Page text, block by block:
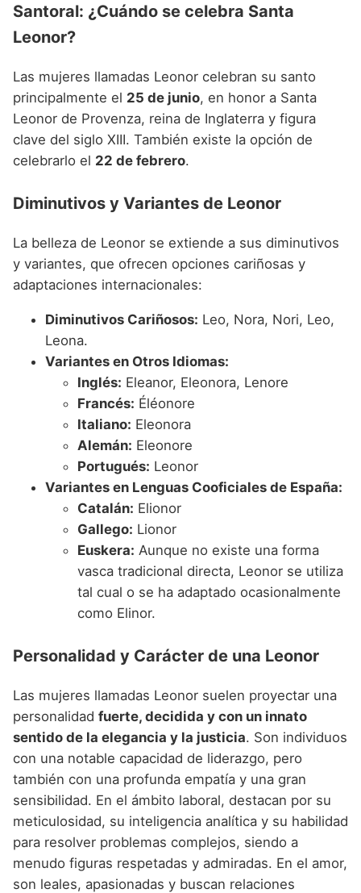
Santoral: ¿Cuándo se celebra Santa
Leonor?
Las mujeres llamadas Leonor celebran su santo
principalmente el 25 de junio, en honor a Santa
Leonor de Provenza, reina de Inglaterra y figura
clave del siglo XIII. También existe la opción de
celebrarlo el 22 de febrero.
Diminutivos y Variantes de Leonor
La belleza de Leonor se extiende a sus diminutivos
y variantes, que ofrecen opciones cariñosas y
adaptaciones internacionales:
Diminutivos Cariñosos: Leo, Nora, Nori, Leo,
Leona.
Variantes en Otros Idiomas:
Inglés: Eleanor, Eleonora, Lenore
Francés: Éléonore
Italiano: Eleonora
Alemán: Eleonore
Portugués: Leonor
Variantes en Lenguas Cooficiales de España:
Catalán: Elionor
Gallego: Lionor
Euskera: Aunque no existe una forma
vasca tradicional directa, Leonor se utiliza
tal cual o se ha adaptado ocasionalmente
como Elinor.
Personalidad y Carácter de una Leonor
Las mujeres llamadas Leonor suelen proyectar una
personalidad fuerte, decidida y con un innato
sentido de la elegancia y la justicia. Son individuos
con una notable capacidad de liderazgo, pero
también con una profunda empatía y una gran
sensibilidad. En el ámbito laboral, destacan por su
meticulosidad, su inteligencia analítica y su habilidad
para resolver problemas complejos, siendo a
menudo figuras respetadas y admiradas. En el amor,
son leales, apasionadas y buscan relaciones